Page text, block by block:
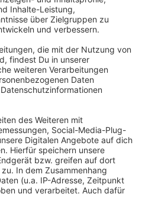
stimmen Sie der
zu, um dieses
Platform
Video)